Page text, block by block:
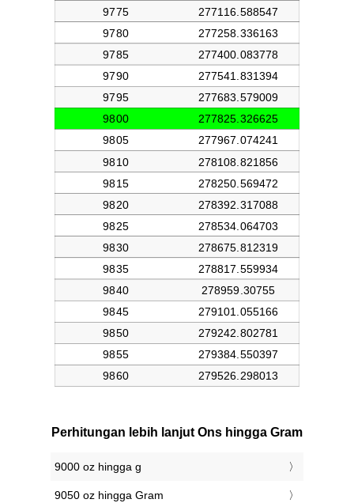
Perhitungan lebih lanjut Ons hingga Gram
9000 oz hingga g
9050 oz hingga Gram